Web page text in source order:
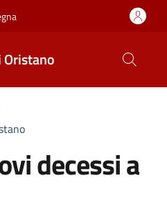
Oristano
decessi a